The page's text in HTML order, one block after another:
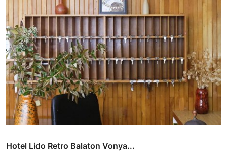
Hotel Lido Retro Balaton Vonya...